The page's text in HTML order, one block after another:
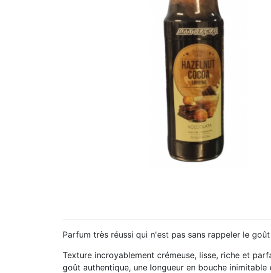
Parfum très réussi qui n'est pas sans rappeler le
Texture incroyablement crémeuse, lisse, riche et
goût authentique, une longueur en bouche